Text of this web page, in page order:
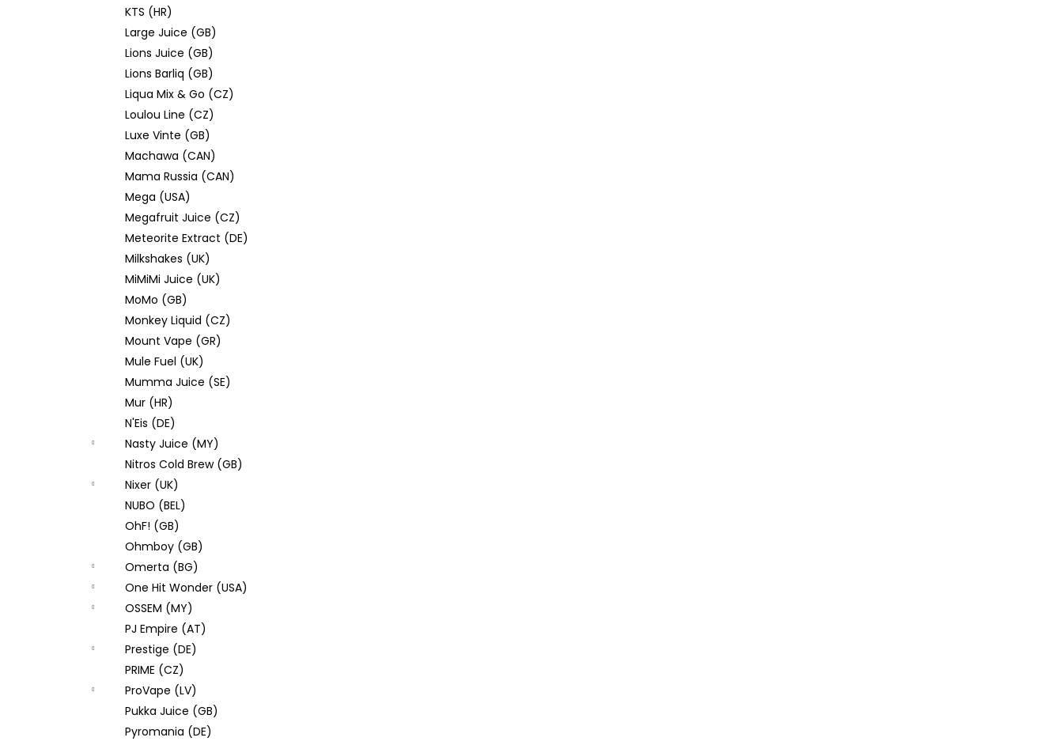
KTS (HR)
Large Juice (GB)
Lions Juice (GB)
Lions Barliq (GB)
Liqua Mix & Go (CZ)
Loulou Line (CZ)
Luxe Vinte (GB)
Machawa (CAN)
Mama Russia (CAN)
Mega (USA)
Megafruit Juice (CZ)
Meteorite Extract (DE)
Milkshakes (UK)
MiMiMi Juice (UK)
MoMo (GB)
Monkey Liquid (CZ)
Mount Vape (GR)
Mule Fuel (UK)
Mumma Juice (SE)
Mur (HR)
N'Eis (DE)
Nasty Juice (MY)
Nitros Cold Brew (GB)
Nixer (UK)
NUBO (BEL)
OhF! (GB)
Ohmboy (GB)
Omerta (BG)
One Hit Wonder (USA)
OSSEM (MY)
PJ Empire (AT)
Prestige (DE)
PRIME (CZ)
ProVape (LV)
Pukka Juice (GB)
Pyromania (DE)